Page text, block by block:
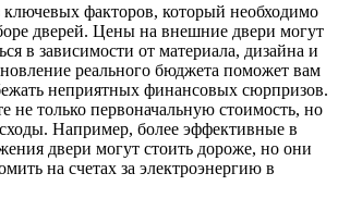
факторов, который необходимо
дверей. Цены на внешние двери могут
в зависимости от материала, дизайна и
реального бюджета поможет вам
неприятных финансовых сюрпризов.
не только первоначальную стоимость, но
Например, более эффективные в
двери могут стоить дороже, но они
на счетах за электроэнергию в